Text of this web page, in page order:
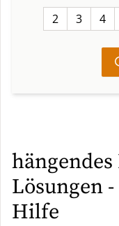
2 3 4
Lösungen
Hilfe